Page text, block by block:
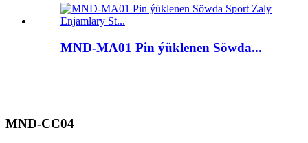
MND-MA01 Pin ýüklenen Söwda...
MND-CC04